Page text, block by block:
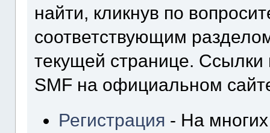
найти, кликнув по
соответствующим
текущей странице. Ссылки
SMF на официальном
Регистрация - На